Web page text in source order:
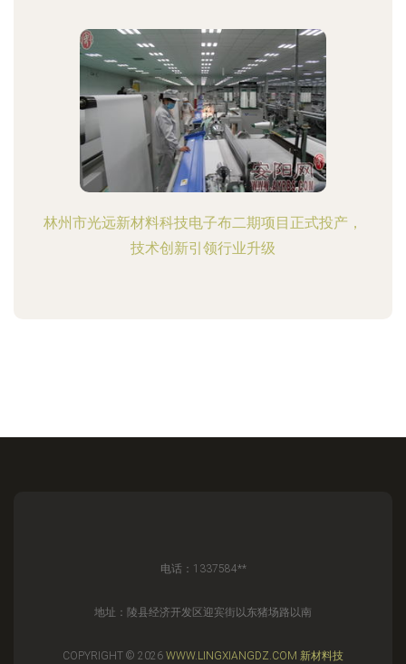
林州市光远新材料科技电子布二期项目正式投产，
技术创新引领行业升级
电话：1337584**
地址：陵县经济开发区迎宾街以东猪场路以南
COPYRIGHT © 2026 WWW.LINGXIANGDZ.COM 新材料技